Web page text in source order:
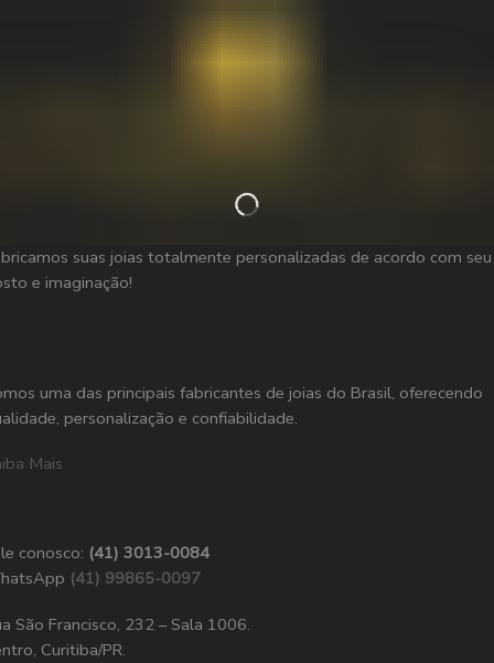
suas joias totalmente personalizadas de acordo com seu
e imaginação!
uma das principais fabricantes de joias do Brasil, oferecendo
personalização e confiabilidade.
Mais
conosco: (41) 3013-0084
(41) 99865-0097
São Francisco, 232 – Sala 1006.
Curitiba/PR.